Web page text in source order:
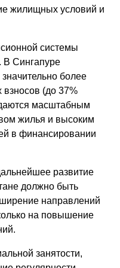
жилищных условий и
системы
В Сингапуре
более
взносов (до 37%
масштабным
жилья и высоким
в финансировании
развитие
должно быть
направлений
на повышение
занятости,